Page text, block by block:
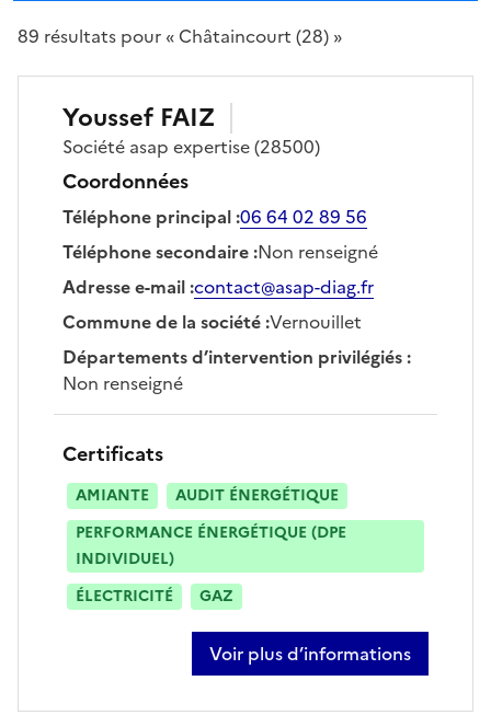
89 résultats pour « Châtaincourt (28) »
Youssef FAIZ
Société asap expertise(28500)
Coordonnées
Téléphone principal:06 64 02 89 56
Téléphone secondaire:Non renseigné
Adresse e-mail:contact@asap-diag.fr
Commune de la société:Vernouillet
Départements d’intervention privilégiés:
Non renseigné
Certificats
AMIANTE
AUDIT ÉNERGÉTIQUE
PERFORMANCE ÉNERGÉTIQUE (DPE
INDIVIDUEL)
ÉLECTRICITÉ
GAZ
Voir plus d’informations
sur youssef faiz